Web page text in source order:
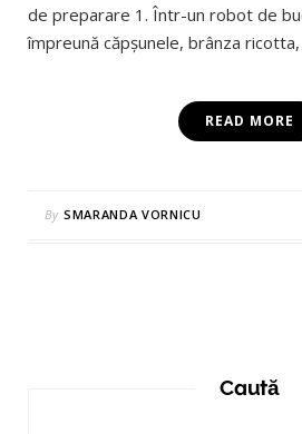
de preparare 1. Într-un robot de
împreună căpşunele, brânza
READ MORE
By SMARANDA VORNICU
Caută